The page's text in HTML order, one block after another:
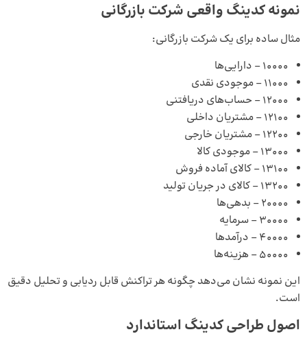
نمونه کدینگ واقعی شرکت بازرگانی
مثال ساده برای یک شرکت بازرگانی:
۱۰۰۰۰ – دارایی‌ها
۱۱۰۰۰ – موجودی نقدی
۱۲۰۰۰ – حساب‌های دریافتنی
۱۲۱۰۰ – مشتریان داخلی
۱۲۲۰۰ – مشتریان خارجی
۱۳۰۰۰ – موجودی کالا
۱۳۱۰۰ – کالای آماده فروش
۱۳۲۰۰ – کالای در جریان تولید
۲۰۰۰۰ – بدهی‌ها
۳۰۰۰۰ – سرمایه
۴۰۰۰۰ – درآمدها
۵۰۰۰۰ – هزینه‌ها
این نمونه نشان می‌دهد چگونه هر تراکنش قابل ردیابی و تحلیل دقیق
است.
اصول طراحی کدینگ استاندارد